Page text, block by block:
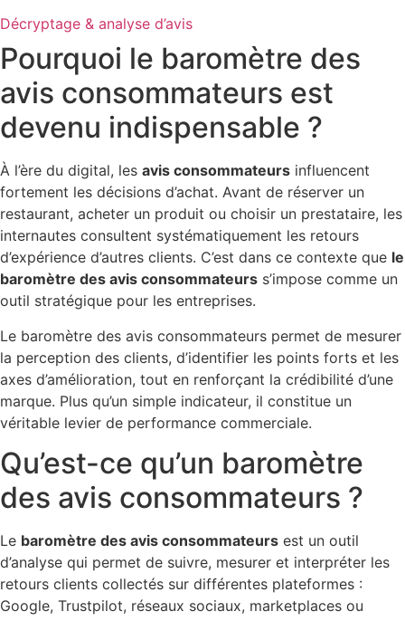
Décryptage & analyse d’avis
Pourquoi le baromètre des
avis consommateurs est
devenu indispensable ?
À l’ère du digital, les avis consommateurs influencent
fortement les décisions d’achat. Avant de réserver un
restaurant, acheter un produit ou choisir un prestataire, les
internautes consultent systématiquement les retours
d’expérience d’autres clients. C’est dans ce contexte que le
baromètre des avis consommateurs s’impose comme un
outil stratégique pour les entreprises.
Le baromètre des avis consommateurs permet de mesurer
la perception des clients, d’identifier les points forts et les
axes d’amélioration, tout en renforçant la crédibilité d’une
marque. Plus qu’un simple indicateur, il constitue un
véritable levier de performance commerciale.
Qu’est-ce qu’un baromètre
des avis consommateurs ?
Le baromètre des avis consommateurs est un outil
d’analyse qui permet de suivre, mesurer et interpréter les
retours clients collectés sur différentes plateformes :
Google, Trustpilot, réseaux sociaux, marketplaces ou